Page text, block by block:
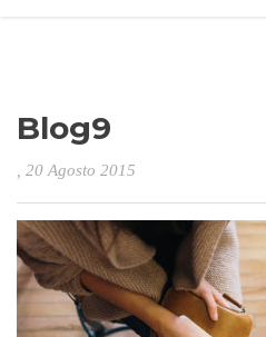
Blog9
, 20 Agosto 2015